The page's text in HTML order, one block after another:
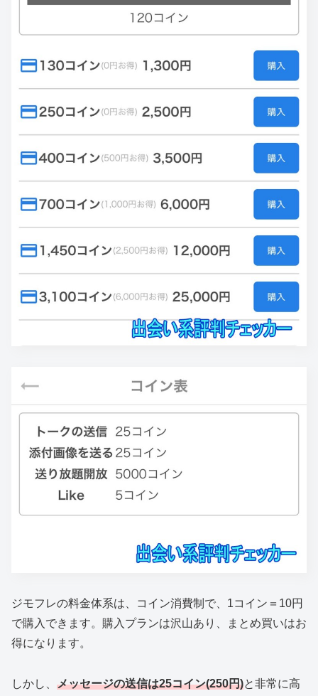
ジモフレの料金体系は、コイン消費制で、1コイン＝10円
で購入できます。購入プランは沢山あり、まとめ買いはお
得になります。
しかし、 メッセージの送信は25コイン(250円)と非常に高